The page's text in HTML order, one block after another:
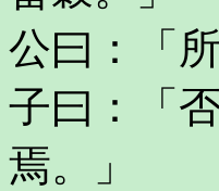
公曰：「
子曰：「
焉。」